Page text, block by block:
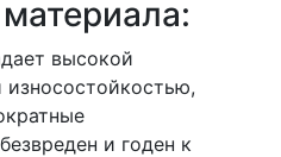
высокой
и годен к